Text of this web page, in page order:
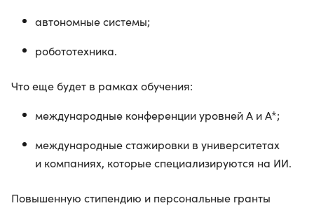
автономные системы;
робототехника.
Что еще будет в рамках обучения:
международные конференции уровней A и А*;
международные стажировки в университетах
и компаниях, которые специализируются на ИИ.
Повышенную стипендию и персональные гранты